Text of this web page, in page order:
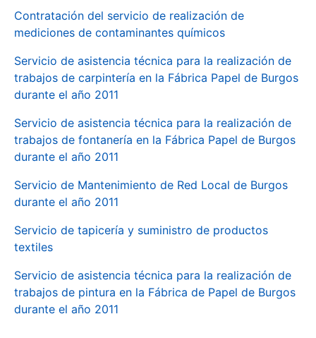
Contratación del servicio de realización de
mediciones de contaminantes químicos
Servicio de asistencia técnica para la realización de
trabajos de carpintería en la Fábrica Papel de Burgos
durante el año 2011
Servicio de asistencia técnica para la realización de
trabajos de fontanería en la Fábrica Papel de Burgos
durante el año 2011
Servicio de Mantenimiento de Red Local de Burgos
durante el año 2011
Servicio de tapicería y suministro de productos
textiles
Servicio de asistencia técnica para la realización de
trabajos de pintura en la Fábrica de Papel de Burgos
durante el año 2011